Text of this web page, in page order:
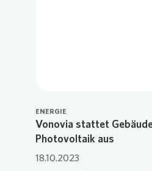
ENERGIE
Vonovia stattet
Photovoltaik aus
18.10.2023